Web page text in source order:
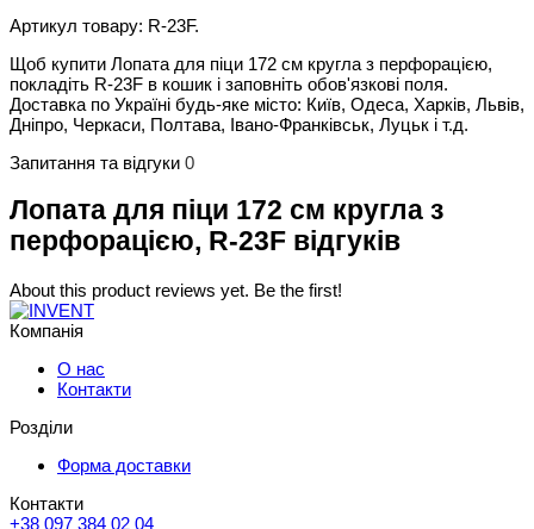
Артикул товару: R-23F.
Щоб купити Лопата для піци 172 см кругла з перфорацією,
покладіть R-23F в кошик і заповніть обов'язкові поля.
Доставка по Україні будь-яке місто: Київ, Одеса, Харків, Львів,
Дніпро, Черкаси, Полтава, Івано-Франківськ, Луцьк і т.д.
Запитання та відгуки 0
Лопата для піци 172 см кругла з
перфорацією, R-23F відгуків
About this product reviews yet. Be the first!
Компанія
О нас
Контакти
Розділи
Форма доставки
Контакти
+38 097 384 02 04